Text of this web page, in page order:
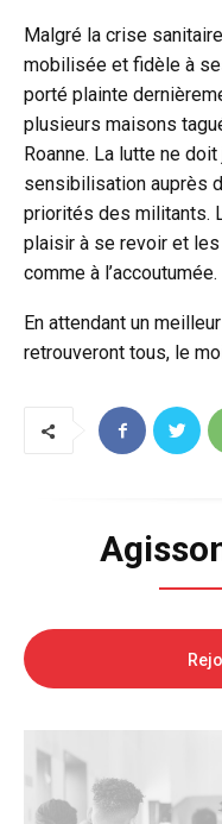
Malgré la crise
mobilisée et fidèle à
porté plainte
plusieurs maisons
Roanne. La lutte ne
sensibilisation auprès
priorités des militants.
plaisir à se revoir et
comme à l’accoutumée.
En attendant un
retrouveront tous, le